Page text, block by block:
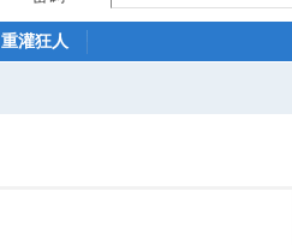
重灌狂人